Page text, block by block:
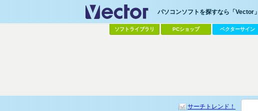
パソコンソフトを探すなら「Vector」
ソフトライブラリ PCショップ ベクターサイン
サーチトレンド！